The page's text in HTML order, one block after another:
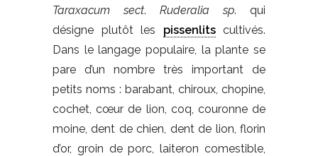
Taraxacum sect. Ruderalia sp. qui
désigne plutôt les pissenlitscultivés.
Dans le langage populaire, la plante se
pare d’un nombre très important de
petits noms : barabant, chiroux, chopine,
cochet, cœur de lion, coq, couronne de
moine, dent de chien, dent de lion, florin
d’or, groin de porc, laiteron comestible,